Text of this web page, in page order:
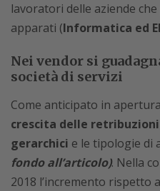
lavoratori delle aziende
apparati (Informatica ed
Nei vendor si
società di servizi
Come anticipato in
crescita delle
gerarchici e le tipologie di
fondo all’articolo). Nella
2018 l’incremento rispetto